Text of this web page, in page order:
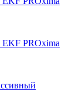
PROxima